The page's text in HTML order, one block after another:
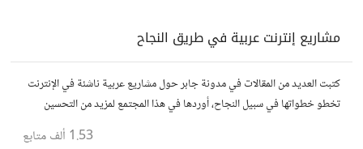
مشاريع إنترنت عربية في طريق النجاح
كتبت العديد من المقالات في مدونة جابر حول مشاريع عربية ناشئة في الإنترنت
تخطو خطواتها في سبيل النجاح، أوردها في هذا المجتمع لمزيد من التحسين
1.53 ألف متابع